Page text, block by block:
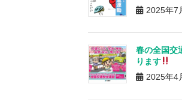
2025年7
春の全国交
ります
2025年4